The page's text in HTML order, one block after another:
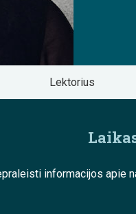
Lektorius
informacijos